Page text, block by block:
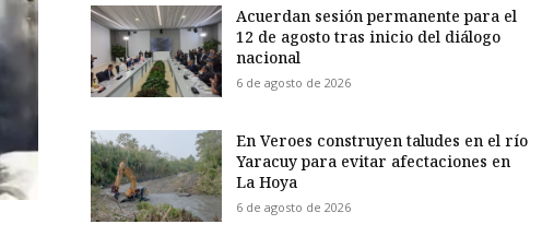
Acuerdan sesión permanente para el
12 de agosto tras inicio del diálogo
nacional
6 de agosto de 2026
En Veroes construyen taludes en el río
Yaracuy para evitar afectaciones en
La Hoya
6 de agosto de 2026